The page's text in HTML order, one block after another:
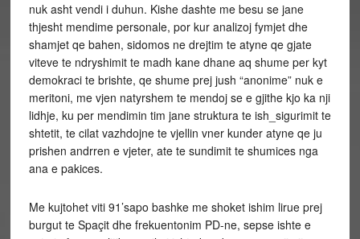
nuk asht vendi i duhun. Kishe dashte me besu se jane
thjesht mendime personale, por kur analizoj fymjet dhe
shamjet qe bahen, sidomos ne drejtim te atyne qe gjate
viteve te ndryshimit te madh kane dhane aq shume per kyt
demokraci te brishte, qe shume prej jush “anonime” nuk e
meritoni, me vjen natyrshem te mendoj se e gjithe kjo ka nji
lidhje, ku per mendimin tim jane struktura te ish_sigurimit te
shtetit, te cilat vazhdojne te vjellin vner kunder atyne qe ju
prishen andrren e vjeter, ate te sundimit te shumices nga
ana e pakices.
Me kujtohet viti 91’sapo bashke me shoket ishim lirue prej
burgut te Spaçit dhe frekuentonim PD-ne, sepse ishte e